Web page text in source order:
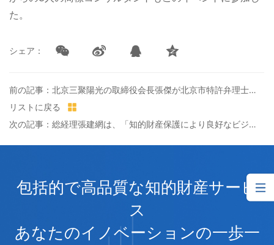
た。
シェア：
前の記事：北京三聚陽光の取締役会長張傑が北京市特許弁理士協会副会長を当選した
リストに戻る
次の記事：総経理張建網は、「知的財産保護により良好なビジネス環境を形成」というトピックに関して「法人」雑誌のインタビューを受け入れ
包括的で高品質な知的財産サービ
ス
あなたのイノベーションの一歩一